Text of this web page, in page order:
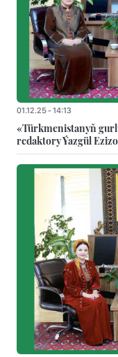
01.12.25 - 14:13
«Türkmenistanyň
redaktory Ýazgül